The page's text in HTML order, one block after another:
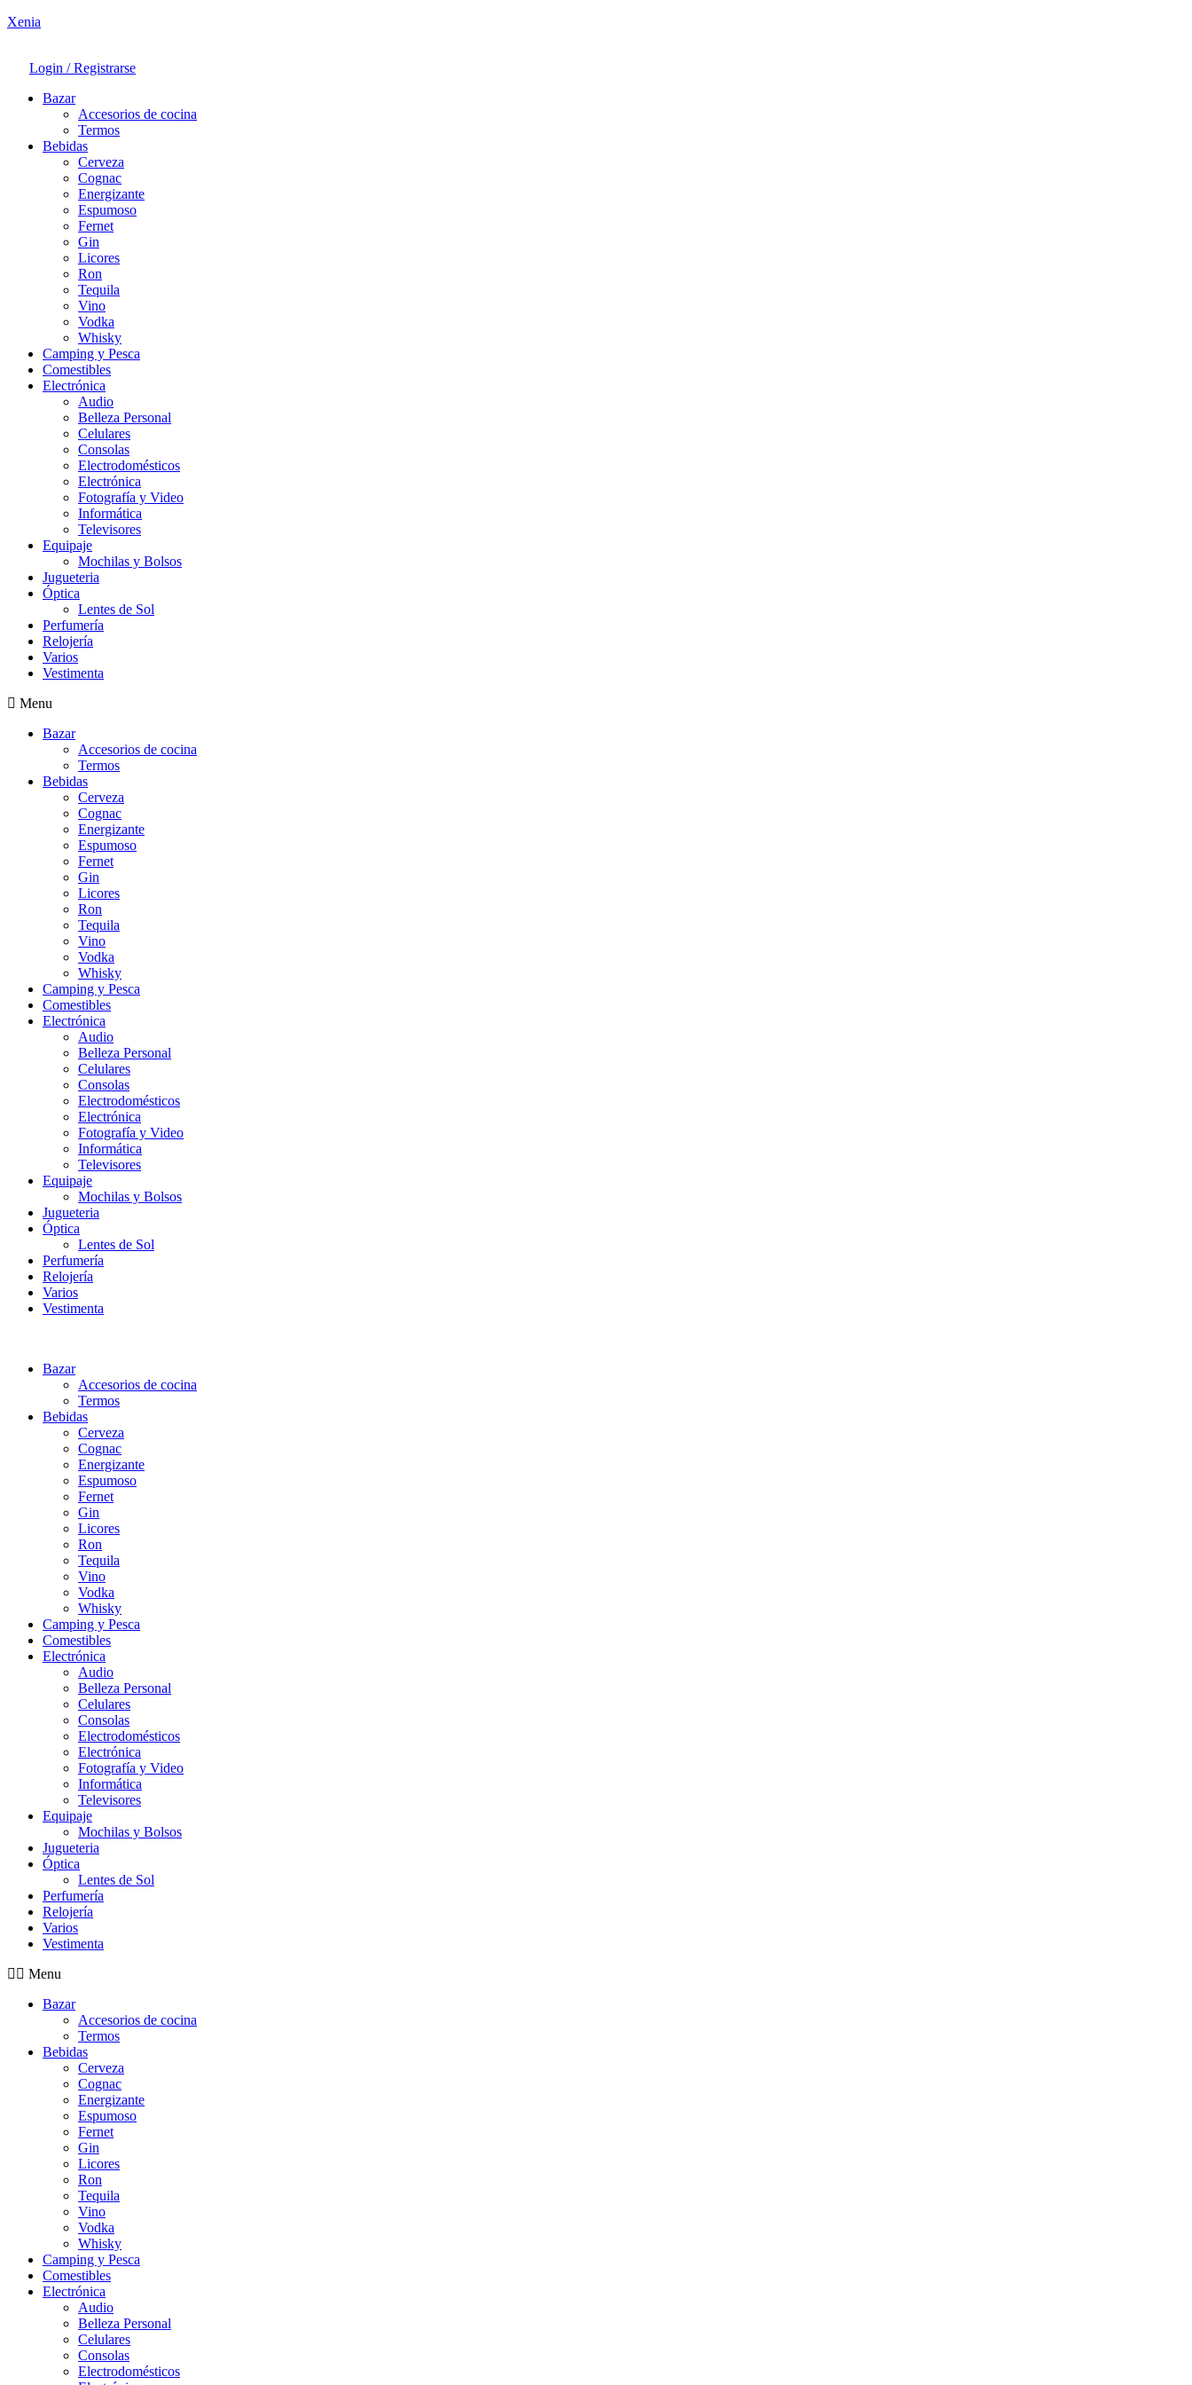
Xenia
Login / Registrarse
Bazar
Accesorios de cocina
Termos
Bebidas
Cerveza
Cognac
Energizante
Espumoso
Fernet
Gin
Licores
Ron
Tequila
Vino
Vodka
Whisky
Camping y Pesca
Comestibles
Electrónica
Audio
Belleza Personal
Celulares
Consolas
Electrodomésticos
Electrónica
Fotografía y Video
Informática
Televisores
Equipaje
Mochilas y Bolsos
Jugueteria
Óptica
Lentes de Sol
Perfumería
Relojería
Varios
Vestimenta
Menu
Bazar
Accesorios de cocina
Termos
Bebidas
Cerveza
Cognac
Energizante
Espumoso
Fernet
Gin
Licores
Ron
Tequila
Vino
Vodka
Whisky
Camping y Pesca
Comestibles
Electrónica
Audio
Belleza Personal
Celulares
Consolas
Electrodomésticos
Electrónica
Fotografía y Video
Informática
Televisores
Equipaje
Mochilas y Bolsos
Jugueteria
Óptica
Lentes de Sol
Perfumería
Relojería
Varios
Vestimenta
Bazar
Accesorios de cocina
Termos
Bebidas
Cerveza
Cognac
Energizante
Espumoso
Fernet
Gin
Licores
Ron
Tequila
Vino
Vodka
Whisky
Camping y Pesca
Comestibles
Electrónica
Audio
Belleza Personal
Celulares
Consolas
Electrodomésticos
Electrónica
Fotografía y Video
Informática
Televisores
Equipaje
Mochilas y Bolsos
Jugueteria
Óptica
Lentes de Sol
Perfumería
Relojería
Varios
Vestimenta
Menu
Bazar
Accesorios de cocina
Termos
Bebidas
Cerveza
Cognac
Energizante
Espumoso
Fernet
Gin
Licores
Ron
Tequila
Vino
Vodka
Whisky
Camping y Pesca
Comestibles
Electrónica
Audio
Belleza Personal
Celulares
Consolas
Electrodomésticos